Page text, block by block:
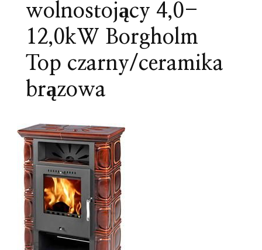
wolnostojący 4,0-
12,0kW Borgholm
Top czarny/ceramika
brązowa